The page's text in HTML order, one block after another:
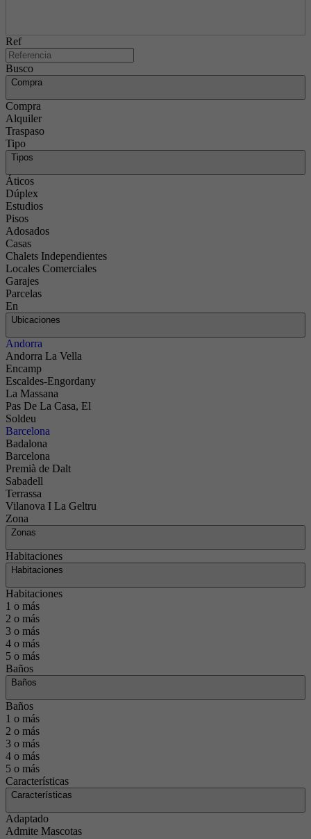
Ref
Busco
Compra
Compra
Alquiler
Traspaso
Tipo
Tipos
Áticos
Dúplex
Estudios
Pisos
Adosados
Casas
Chalets Independientes
Locales Comerciales
Garajes
Parcelas
En
Ubicaciones
Andorra
Andorra La Vella
Encamp
Escaldes-Engordany
La Massana
Pas De La Casa, El
Soldeu
Barcelona
Badalona
Barcelona
Premià de Dalt
Sabadell
Terrassa
Vilanova I La Geltru
Zona
Zonas
Habitaciones
Habitaciones
Habitaciones
1 o más
2 o más
3 o más
4 o más
5 o más
Baños
Baños
Baños
1 o más
2 o más
3 o más
4 o más
5 o más
Características
Características
Adaptado
Admite Mascotas